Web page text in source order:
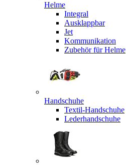
Helme
Integral
Ausklappbar
Jet
Kommunikation
Zubehör für Helme
Handschuhe
Textil-Handschuhe
Lederhandschuhe